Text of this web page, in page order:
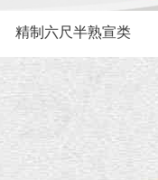
精制六尺半熟宣类